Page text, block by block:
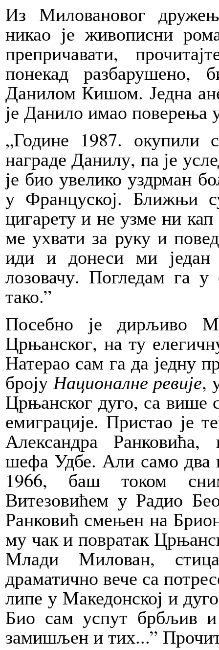
Из Миловановог
никао је живописни
препричавати,
понекад разбарушено,
Данилом Кишом. Једна
је Данило имао
„Године 1987. окупили
награде Данилу, па је
је био увелико уздрман
у Француској. Ближњи
цигарету и не узме ни
ме ухвати за руку и
иди и донеси ми
лозовачу. Погледам га
тако.”
Посебно је дирљиво
Црњанског, на ту
Натерао сам га да једну
бројуНационалне ревије,
Црњанског дуго, са више
емиграције. Пристао је
Александра Ранковића,
шефа Удбе. Али само два
1966, баш током
Витезовићем у Радио
Ранковић смењен на
му чак и повратак
Млади Милован,
драматично вече са
липе у Македонској и
Био сам успут брбљив
замишљен и тих...”